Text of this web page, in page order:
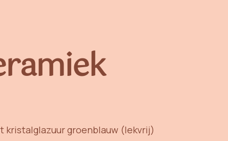
kristalglazuur groenblauw (lekvrij)